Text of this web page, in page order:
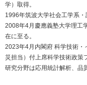
学）取得。
1996年筑波大学社会工学系・
2008年4月慶應義塾大学理工
在に至る。
2023年4月内閣府 科学技術・
災担当）付上席科学技術政策
研究分野は応用統計解析、品